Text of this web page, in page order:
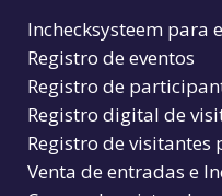
Inchecksysteem para
Registro de eventos
Registro de
Registro digital de
Registro de visitantes
Venta de entradas e